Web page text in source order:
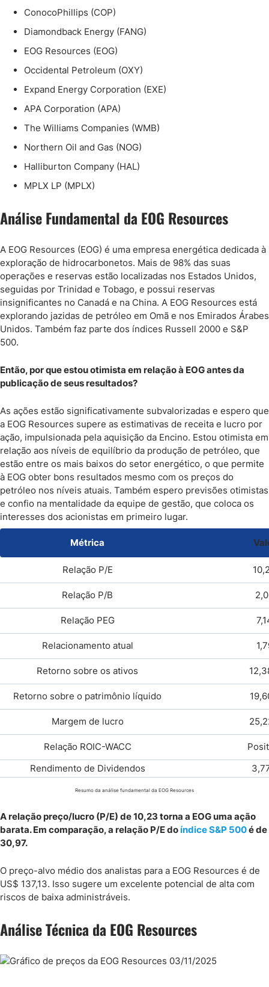
ConocoPhillips (COP)
Diamondback Energy (FANG)
EOG Resources (EOG)
Occidental Petroleum (OXY)
Expand Energy Corporation (EXE)
APA Corporation (APA)
The Williams Companies (WMB)
Northern Oil and Gas (NOG)
Halliburton Company (HAL)
MPLX LP (MPLX)
Análise Fundamental da EOG Resources
A EOG Resources (EOG) é uma empresa energética dedicada à
exploração de hidrocarbonetos. Mais de 98% das suas
operações e reservas estão localizadas nos Estados Unidos,
seguidas por Trinidad e Tobago, e possui reservas
insignificantes no Canadá e na China. A EOG Resources está
explorando jazidas de petróleo em Omã e nos Emirados Árabes
Unidos. Também faz parte dos índices Russell 2000 e S&P
500.
Então, por que estou otimista em relação à EOG antes da
publicação de seus resultados?
As ações estão significativamente subvalorizadas e espero que
a EOG Resources supere as estimativas de receita e lucro por
ação, impulsionada pela aquisição da Encino. Estou otimista em
relação aos níveis de equilíbrio da produção de petróleo, que
estão entre os mais baixos do setor energético, o que permite
à EOG obter bons resultados mesmo com os preços do
petróleo nos níveis atuais. Também espero previsões otimistas
e confio na mentalidade da equipe de gestão, que coloca os
interesses dos acionistas em primeiro lugar.
Métrica
Relação P/E
Relação P/B
Relação PEG
Relacionamento atual
Retorno sobre os ativos
Retorno sobre o patrimônio líquido
Margem de lucro
Relação ROIC-WACC
Rendimento de Dividendos
Resumo da análise fundamental da EOG Resources
A relação preço/lucro (P/E) de 10,23 torna a EOG uma ação
barata. Em comparação, a relação P/E do índice S&P 500é de
30,97.
O preço-alvo médio dos analistas para a EOG Resources é de
US$ 137,13. Isso sugere um excelente potencial de alta com
riscos de baixa administráveis.
Análise Técnica da EOG Resources